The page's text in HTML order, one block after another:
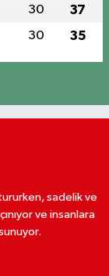
30 37
30 35
sadelik ve
ve insanlara